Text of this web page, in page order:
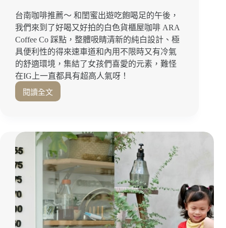
食
｜
台
南
市
政
府
午
台南咖啡推薦～ 和閨蜜出遊吃飽喝足的午後，
我們來到了好喝又好拍的白色貨櫃屋咖啡 ARA
Coffee Co 踩點，整體吸睛清新的純白設計、極
具便利性的得來速車道和內用不限時又有冷氣
的舒適環境，集結了女孩們喜愛的元素，難怪
在IG上一直都具有超高人氣呀！
閱讀全文
絕
系
櫃
屋
『ARA
coffee
Co』
期
間